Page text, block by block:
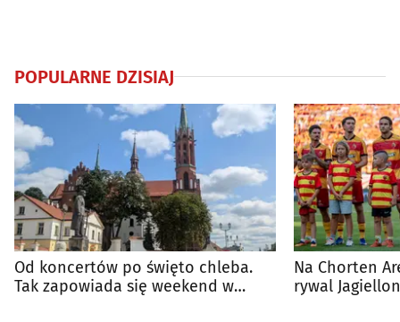
POPULARNE DZISIAJ
Od koncertów po święto chleba.
Tak zapowiada się weekend w
Na Chorten
rywal